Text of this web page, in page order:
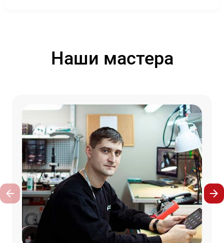
Наши мастера